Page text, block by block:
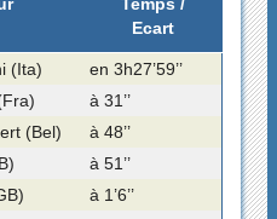
Ecart
(Ita)
en 3h27’59’’
à 31’’
(Bel)
à 48’’
à 51’’
à 1’6’’